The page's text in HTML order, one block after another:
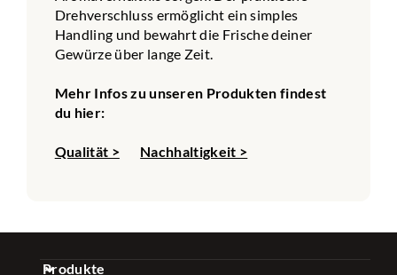
Drehverschluss ermöglicht ein simples
Handling und bewahrt die Frische deiner
Gewürze über lange Zeit.
Mehr Infos zu unseren Produkten findest
du hier:
Qualität > Nachhaltigkeit >
Produkte